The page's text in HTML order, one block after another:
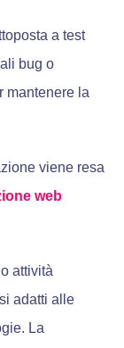
a test
bug o
mantenere la
viene resa
web
attività
adatti alle
La